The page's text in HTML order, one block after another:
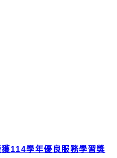
獲114學年優良服務學習獎